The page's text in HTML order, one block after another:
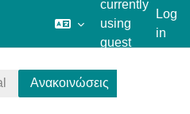
currently
using
guest
Log
in
Ανακοινώσεις